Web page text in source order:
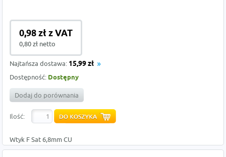
0,98 zł z VAT
0,80 zł netto
Najtańsza dostawa: 15,99 zł
Dostępność: Dostępny
Dodaj do porównania
Ilość:
Wtyk F Sat 6,8mm CU